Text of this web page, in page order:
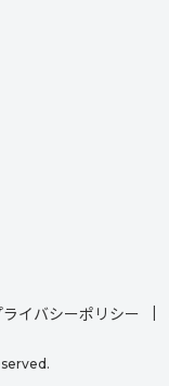
ライバシーポリシー